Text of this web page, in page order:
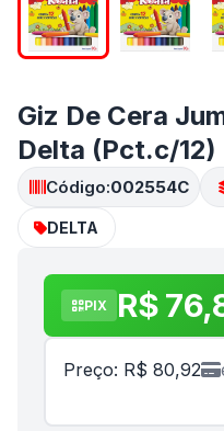
Giz De Cera
Delta (Pct.c/12)
Código:002554C
DELTA
PIX R$
Preço: R$ 80,92